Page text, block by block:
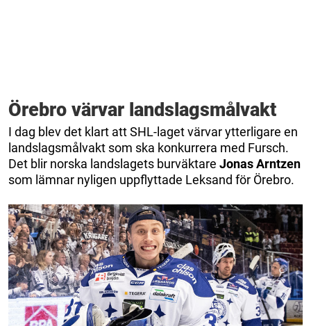
Örebro värvar landslagsmålvakt
I dag blev det klart att SHL-laget värvar ytterligare en
landslagsmålvakt som ska konkurrera med Fursch.
Det blir norska landslagets burväktare Jonas Arntzen
som lämnar nyligen uppflyttade Leksand för Örebro.